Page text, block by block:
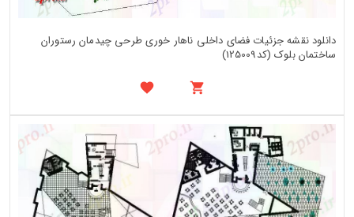
دانلود نقشه جزئیات فضای داخلی ناهار خوری طرحی چیدمان رستوران
ساختمان بلوک (کد125009)